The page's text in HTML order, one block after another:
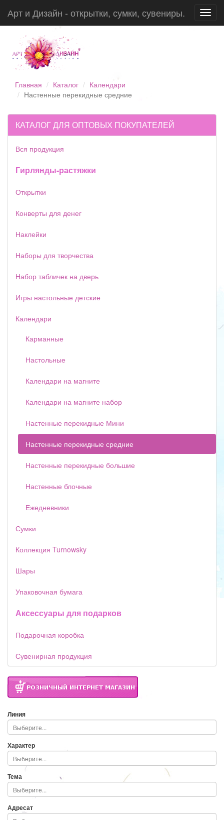
Арт и Дизайн - открытки, сумки, сувениры.
Главная Каталог
Календари
Настенные перекидные средние
КАТАЛОГ ДЛЯ ОПТОВЫХ ПОКУПАТЕЛЕЙ
Вся продукция
Гирлянды-растяжки
Открытки
Конверты для денег
Наклейки
Наборы для творчества
Набор табличек на дверь
Игры настольные детские
Календари
Карманные
Настольные
Календари на магните
Календари на магните набор
Настенные перекидные Мини
Настенные перекидные средние
Настенные перекидные большие
Настенные блочные
Ежедневники
Сумки
Коллекция Turnowsky
Шары
Упаковочная бумага
Аксессуары для подарков
Подарочная коробка
Сувенирная продукция
Линия
Характер
Тема
Адресат